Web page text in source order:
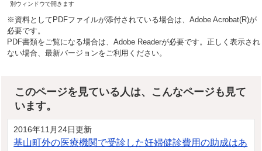
別ウィンドウで開きます
※資料としてPDFファイルが添付されている場合は、Adobe Acrobat(R)が
必要です。
PDF書類をご覧になる場合は、Adobe Readerが必要です。正しく表示され
ない場合、最新バージョンをご利用ください。
このページを見ている人は、こんなページも見て
います。
2016年11月24日更新
基山町外の医療機関で受診した妊婦健診費用の助成はあ